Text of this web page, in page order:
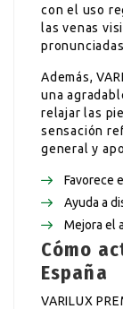
con el uso
las venas
Además,
una
relajar las
sensación
general y
Favorece
Ayuda a
Mejora el
Cómo
España
VARILUX